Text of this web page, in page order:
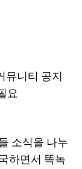
뮤니티 공지
요
소식을 나누
하면서 똑녹